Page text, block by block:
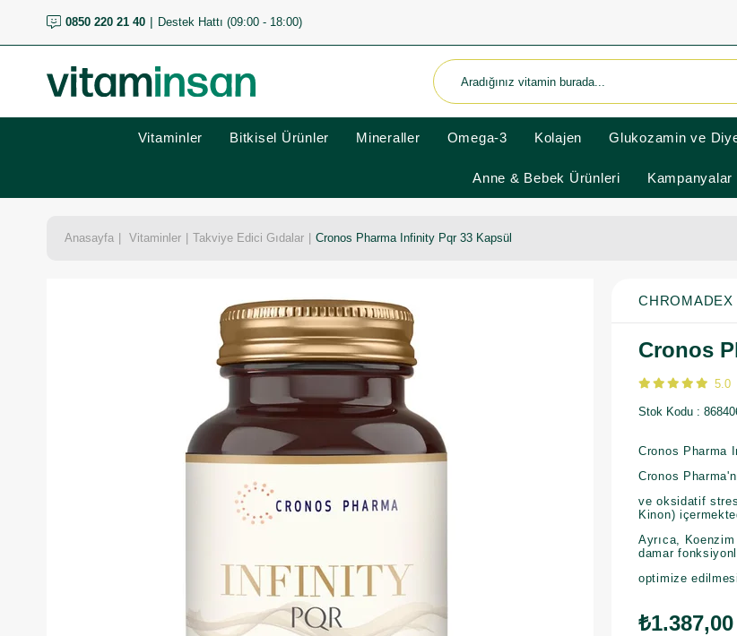
0850 220 21 40 Destek Hattı (09:00 - 18:00)
Vitaminler Bitkisel Ürünler Mineraller Omega-3 Kolajen Glukozamin ve
Anne & Bebek Ürünleri Kampanyalar
Anasayfa Vitaminler Takviye Edici Gıdalar Cronos Pharma Infinity Pqr 33 Kapsül
CHROMADEX
Cronos
5.0
Stok Kodu
Cronos Pharma
Cronos
ve oksidatif
Kinon)
Ayrıca,
damar
optimize
₺1.387,00